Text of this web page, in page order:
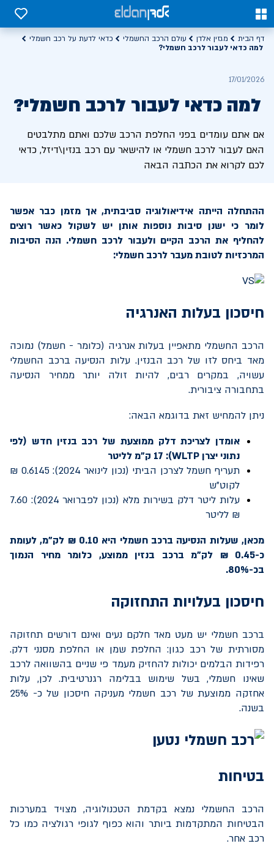
0
0
דף הבית מגזין אלדן עולם הרכב החשמלי
כדאי לדעת על רכב חשמלי
למה כדאי לעבור לרכב חשמלי?
17/01/2026
למה כדאי לעבור לרכב חשמלי?
אם אתם עומדים בפני החלפת הרכב שלכם ואתם מתלבטים
האם לעבור לרכב חשמלי או להישאר עם רכב בנזין\דיזל, כדאי
לכם לקרוא את הכתבה הבאה
ההתחלה הייתה אידיאולוגיה סביבתית, אך מזמן כבר אפשר
לומר כי ישנן סיבות נוספות אותן יש לשקול כאשר רוצים
להחליף את הרכב הקיים ולעבור לרכב חשמלי. הנה הסיבות
המרכזיות לטובת מעבר לרכב חשמלי:
חיסכון בעלות האנרגיה
הרכב החשמלי מתאפיין בעלות אנרגיה (כלומר - חשמל) נמוכה
מאד ביחס לזו של רכב הבנזין. עלות הנסיעה ברכב החשמלי
עשויה, במקרים רבים, להיות זולה יותר ממחיר הנסיעה
בתחבורה ציבורית.
ניתן להמחיש זאת בדוגמא הבאה:
אומדן לצריכת דלק ממוצעת של רכב בנזין חדש (לפי
נתוני יצרן WLTP): 17 ק"מ לליטר
תעריף חשמל לצרכן הביתי (נכון לינואר 2024): 0.6145 ₪
לקוט"ש
עלות ליטר דלק בשירות מלא (נכון לפברואר 2024): 7.60
₪ לליטר
מכאן, שעלות הנסיעה ברכב חשמלי היא 0.10 ₪ לק"מ, לעומת
כ-0.45 ₪ לק"מ ברכב בנזין ממוצע, כלומר מחיר הנמוך
בכ-80%.
חיסכון בעלויות התחזוקה
ברכב חשמלי יש מעט מאד חלקם נעים ואינם דורשים תחזוקה
מסורתית של רכב כגון: החלפת שמן או החלפת מסנני דלק.
רפידות הבלמים יכולות להחזיק מעמד פי שניים בהשוואה לרכב
שאינו חשמלי, בשל שימוש בבלימה רגנרטיבית. לכן, עלות
אחזקה ממוצעת של רכב חשמלי מעניקה חיסכון של כ- 25%
בשנה.
בטיחות
הרכב החשמלי נמצא בקדמת הטכנולוגיה, מצויד במערכות
הבטיחות המתקדמות ביותר והוא כפוף לגופי רגולציה כמו כל
רכב אחר.